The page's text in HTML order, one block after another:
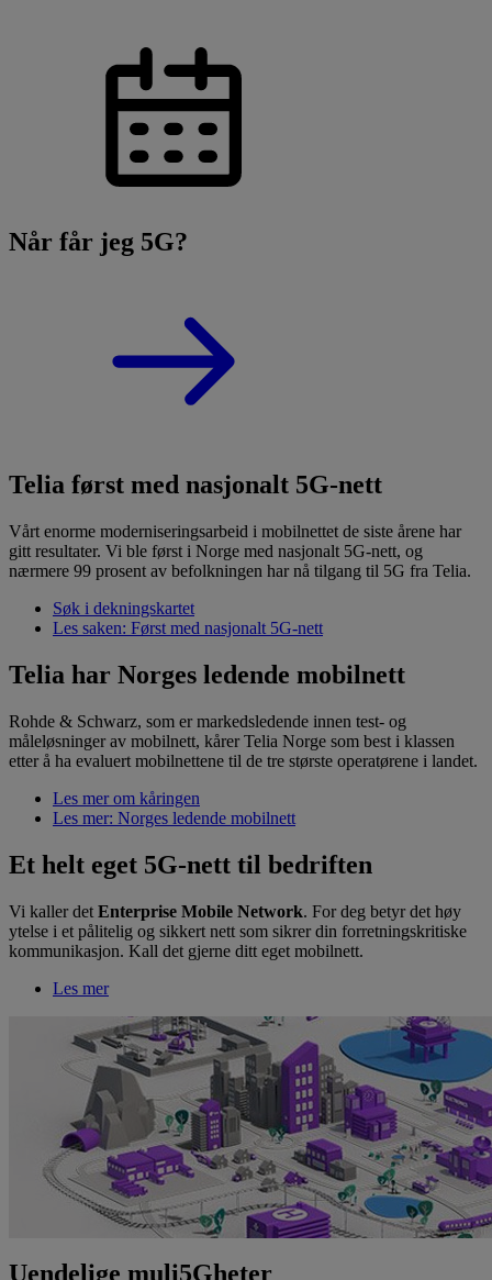
Når får jeg 5G?
Telia først med nasjonalt 5G-nett
Vårt enorme moderniseringsarbeid i mobilnettet de siste årene har
gitt resultater. Vi ble først i Norge med nasjonalt 5G-nett, og
nærmere 99 prosent av befolkningen har nå tilgang til 5G fra Telia.
Søk i dekningskartet
Les saken: Først med nasjonalt 5G-nett
Telia har Norges ledende mobilnett
Rohde & Schwarz, som er markedsledende innen test- og
måleløsninger av mobilnett, kårer Telia Norge som best i klassen
etter å ha evaluert mobilnettene til de tre største operatørene i landet.
Les mer om kåringen
Les mer: Norges ledende mobilnett
Et helt eget 5G-nett til bedriften
Vi kaller det Enterprise Mobile Network. For deg betyr det høy
ytelse i et pålitelig og sikkert nett som sikrer din forretningskritiske
kommunikasjon. Kall det gjerne ditt eget mobilnett.
Les mer
Uendelige muli5Gheter